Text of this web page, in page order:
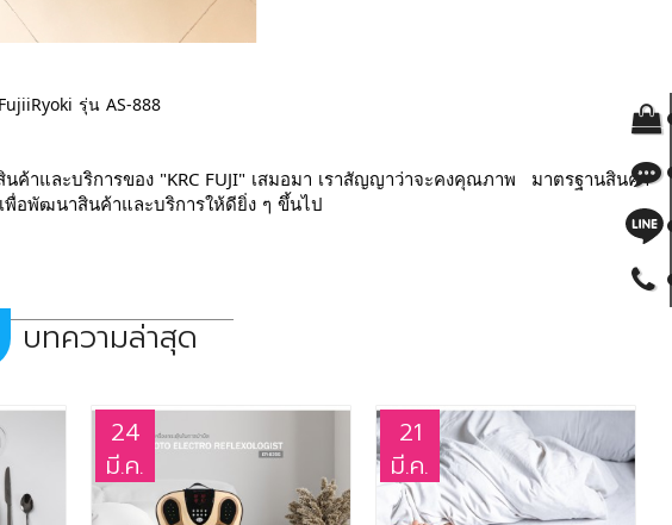
FujiiRyoki รุ่น AS-888
ค้าและบริการของ "KRC FUJI" เสมอมา เราสัญญาว่าจะคงคุณภาพ มาตรฐานสินค้า
พื่อพัฒนาสินค้าและบริการให้ดียิ่ง ๆ ขึ้นไป
บทความล่าสุด
24
มี.ค.
21
มี.ค.